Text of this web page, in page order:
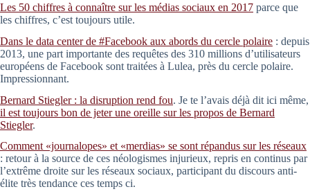
Les 50 chiffres à connaître sur les médias sociaux en 2017 parce que
les chiffres, c’est toujours utile.
Dans le data center de #Facebook aux abords du cercle polaire : depuis
2013, une part importante des requêtes des 310 millions d’utilisateurs
européens de Facebook sont traitées à Lulea, près du cercle polaire.
Impressionnant.
Bernard Stiegler : la disruption rend fou. Je te l’avais déjà dit ici même,
il est toujours bon de jeter une oreille sur les propos de Bernard
Stiegler.
Comment «journalopes» et «merdias» se sont répandus sur les réseaux
: retour à la source de ces néologismes injurieux, repris en continus par
l’extrême droite sur les réseaux sociaux, participant du discours anti-
élite très tendance ces temps ci.